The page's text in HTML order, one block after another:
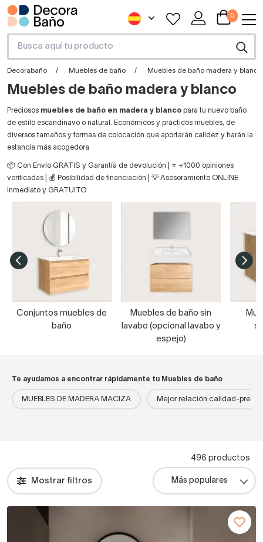
0
Decorabaño Muebles de baño Muebles de baño madera y blanco
Muebles de baño madera y blanco
Preciosos muebles de baño en madera y blanco para tu nuevo baño
de estilo escandinavo o natural. Económicos y prácticos muebles, de
diversos tamaños y formas de colocación que aportarán calidez y harán la
estancia más acogedora
📦 Con Envío GRATIS y Garantía de devolución | ⭐ +1000 opiniones
verificadas | 💰 Posibilidad de financiación | 💡 Asesoramiento ONLINE
inmediato y GRATUITO
Conjuntos muebles de
baño
Muebles de baño sin
lavabo (opcional lavabo y
espejo)
Te ayudamos a encontrar rápidamente tu Muebles de baño
MUEBLES DE MADERA MACIZA Mejor relación calidad-precio
Mostrar filtros
496 productos